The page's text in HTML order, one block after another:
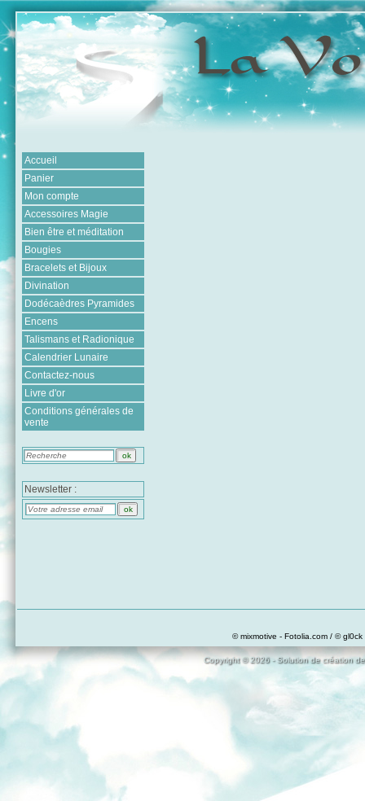
Accueil
Panier
Mon compte
Accessoires Magie
Bien être et méditation
Bougies
Bracelets et Bijoux
Divination
Dodécaèdres Pyramides
Encens
Talismans et Radionique
Calendrier Lunaire
Contactez-nous
Livre d'or
Conditions générales de
vente
Newsletter :
© mixmotive - Fotolia.com / ©
Copyright © 2026 - Solution de création